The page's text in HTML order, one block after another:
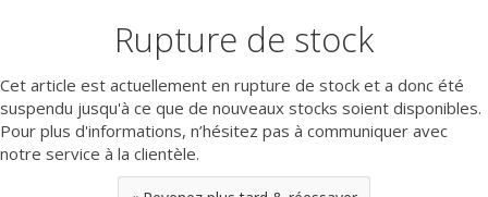
Rupture de stock
Cet article est actuellement en rupture de stock et a donc été
suspendu jusqu'à ce que de nouveaux stocks soient disponibles.
Pour plus d'informations, n’hésitez pas à communiquer avec
notre service à la clientèle.